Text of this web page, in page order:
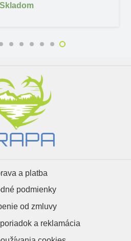
Skladom
a platba
podmienky
od zmluvy
a reklamácia